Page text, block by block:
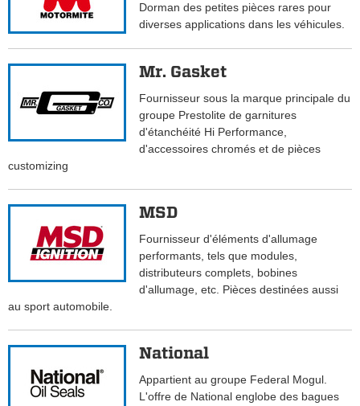
Dorman des petites pièces rares pour
diverses applications dans les véhicules.
Mr. Gasket
Fournisseur sous la marque principale du
groupe Prestolite de garnitures
d'étanchéité Hi Performance,
d'accessoires chromés et de pièces
customizing
MSD
Fournisseur d'éléments d'allumage
performants, tels que modules,
distributeurs complets, bobines
d'allumage, etc. Pièces destinées aussi
au sport automobile.
National
Appartient au groupe Federal Mogul.
L'offre de National englobe des bagues